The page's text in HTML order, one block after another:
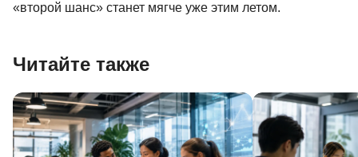
«второй шанс» станет мягче уже этим летом.
Читайте также